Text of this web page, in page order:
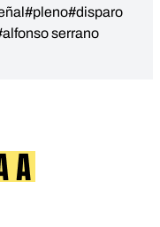
#pleno#disparo
serrano